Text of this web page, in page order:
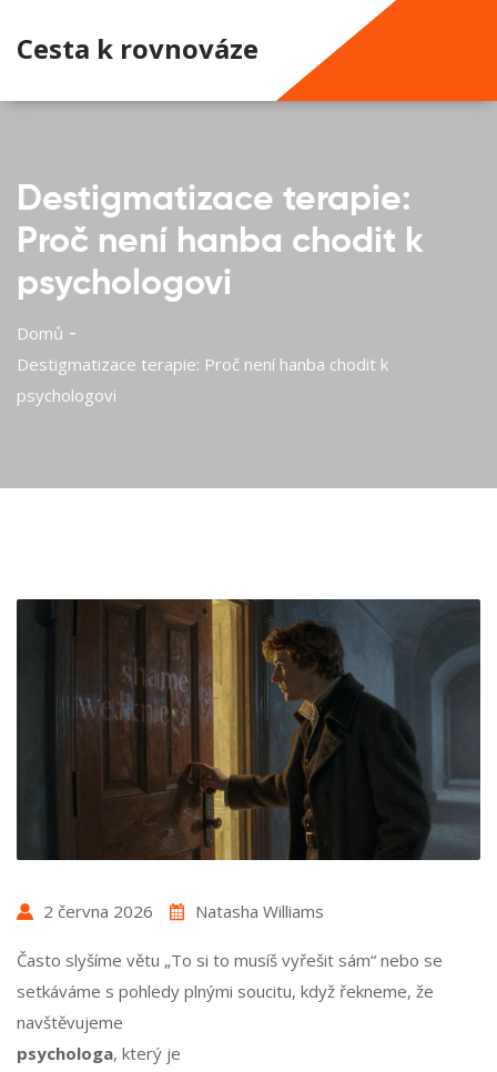
Cesta k rovnováze
Destigmatizace terapie:
Proč není hanba chodit k
psychologovi
Domů
Destigmatizace terapie: Proč není hanba chodit k
psychologovi
2 června 2026 Natasha Williams
Často slyšíme větu „To si to musíš vyřešit sám“ nebo se
setkáváme s pohledy plnými soucitu, když řekneme, že
navštěvujeme
psychologa, který je